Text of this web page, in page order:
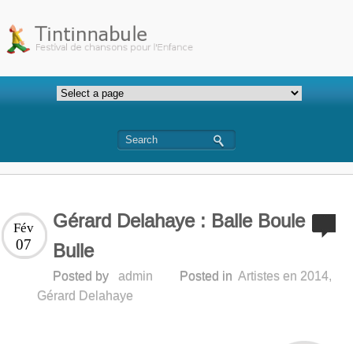
Gérard Delahaye : Balle Boule
Bulle
Fév
07
Posted by admin Posted in Artistes en 2014,
Gérard Delahaye